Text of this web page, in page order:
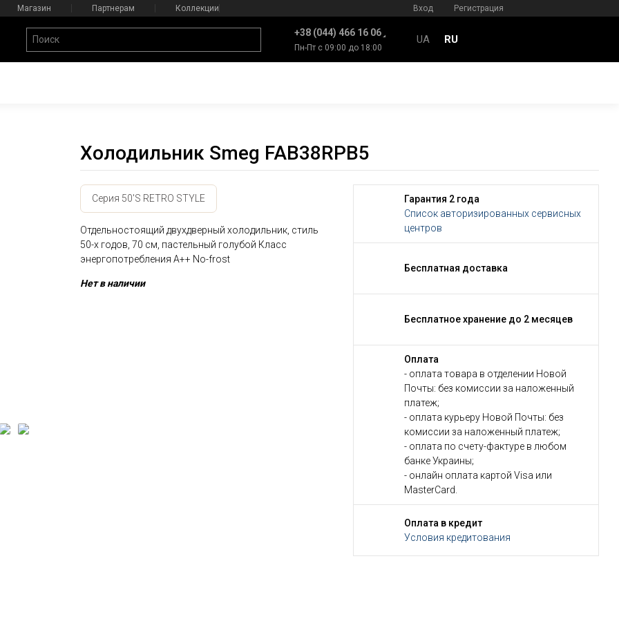
Магазин Партнерам Коллекции Вход Регистрация
+38 (044) 466 16 06
Пн-Пт с 09:00 до 18:00
UA RU
Холодильник Smeg FAB38RPB5
Серия 50'S RETRO STYLE
Отдельностоящий двухдверный холодильник, стиль
50-х годов, 70 см, пастельный голубой Класс
энергопотребления А++ No-frost
Нет в наличии
Гарантия 2 года
Список авторизированных сервисных
центров
Бесплатная доставка
Бесплатное хранение до 2 месяцев
Оплата
- оплата товара в отделении Новой
Почты: без комиссии за наложенный
платеж;
- оплата курьеру Новой Почты: без
комиссии за наложенный платеж;
- оплата по счету-фактуре в любом
банке Украины;
- онлайн оплата картой Visa или
MasterCard.
Оплата в кредит
Условия кредитования